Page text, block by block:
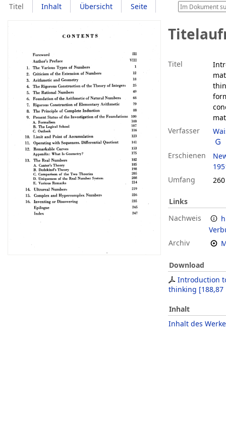
Titel Inhalt Übersicht Seite
Titel
Verfasser
Erschienen
Umfang
Links
Nachweis
Archiv
Download
Introduction
thinking [188,87
Inhalt
Inhalt des